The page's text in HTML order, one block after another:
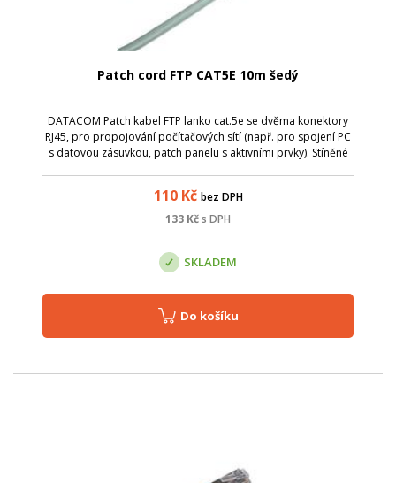
Patch cord FTP CAT5E 10m šedý
DATACOM Patch kabel FTP lanko cat.5e se dvěma konektory
RJ45, pro propojování počítačových sítí (např. pro spojení PC
s datovou zásuvkou, patch panelu s aktivními prvky). Stíněné
110Kč bez DPH
133 Kčs DPH
SKLADEM
Do košíku